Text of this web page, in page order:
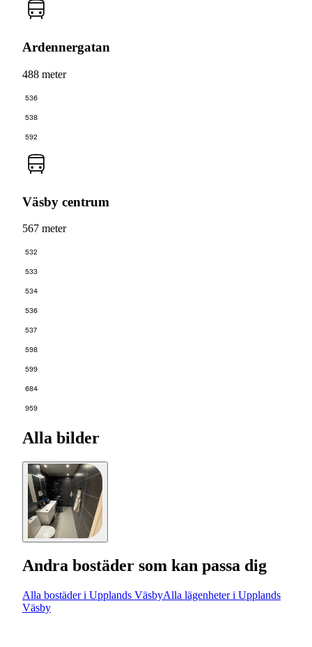
Ardennergatan
488 meter
536
538
592
Väsby centrum
567 meter
532
533
534
536
537
598
599
684
959
Alla bilder
Andra bostäder som kan passa dig
Alla bostäder i Upplands VäsbyAlla lägenheter i Upplands
Väsby